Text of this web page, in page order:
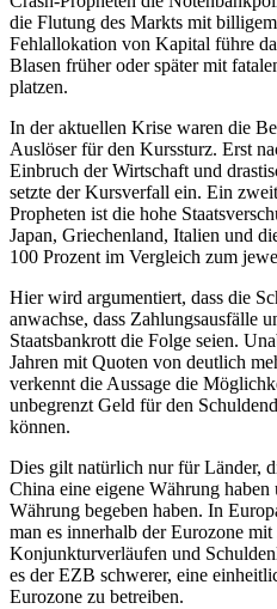
die Flutung des Markts mit
Fehlallokation von Kapital führe
Blasen früher oder später mit
platzen.
In der aktuellen Krise waren die
Auslöser für den Kurssturz. Erst
Einbruch der Wirtschaft und
setzte der Kursverfall ein. Ein
Propheten ist die hohe
Japan, Griechenland, Italien und
100 Prozent im Vergleich zum
Hier wird argumentiert, dass die
anwachse, dass Zahlungsausfälle
Staatsbankrott die Folge seien.
Jahren mit Quoten von deutlich
verkennt die Aussage die
unbegrenzt Geld für den
können.
Dies gilt natürlich nur für Länder,
China eine eigene Währung
Währung begeben haben. In
man es innerhalb der Eurozone
Konjunkturverläufen und
es der EZB schwerer, eine
Eurozone zu betreiben.